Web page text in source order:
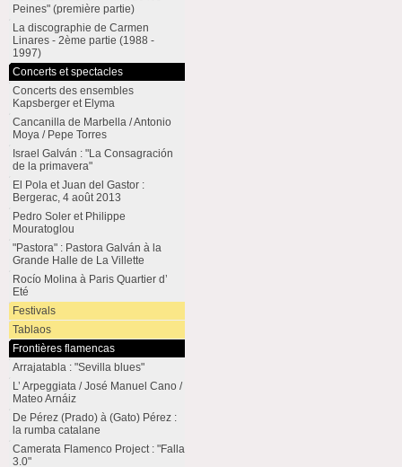
Peines" (première partie)
La discographie de Carmen
Linares - 2ème partie (1988 -
1997)
Concerts et spectacles
Concerts des ensembles
Kapsberger et Elyma
Cancanilla de Marbella / Antonio
Moya / Pepe Torres
Israel Galván : "La Consagración
de la primavera"
El Pola et Juan del Gastor :
Bergerac, 4 août 2013
Pedro Soler et Philippe
Mouratoglou
"Pastora" : Pastora Galván à la
Grande Halle de La Villette
Rocío Molina à Paris Quartier d’
Eté
Festivals
Tablaos
Frontières flamencas
Arrajatabla : "Sevilla blues"
L’ Arpeggiata / José Manuel Cano /
Mateo Arnáiz
De Pérez (Prado) à (Gato) Pérez :
la rumba catalane
Camerata Flamenco Project : "Falla
3.0"